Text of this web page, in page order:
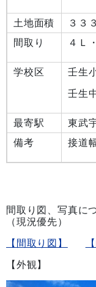
土地面積
３３
間取り
４Ｌ
学校区
壬生
壬生
最寄駅
東武
備考
接道
間取り図、写真に
（現況優先）
【間取り図】
【外観】